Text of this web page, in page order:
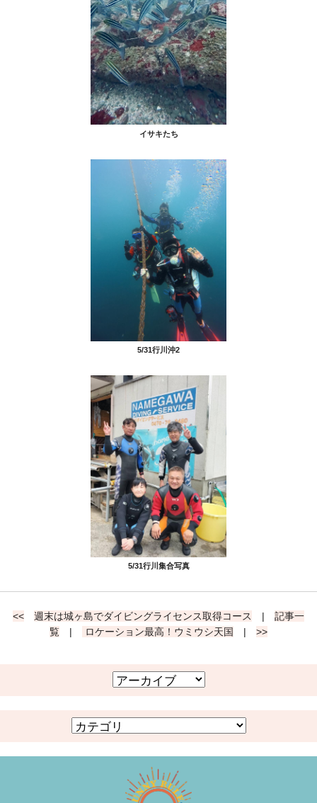
イサキたち
5/31行川沖2
5/31行川集合写真
<< 週末は城ヶ島でダイビングライセンス取得コース | 記事一
覧 | ロケーション最高！ウミウシ天国 | >>